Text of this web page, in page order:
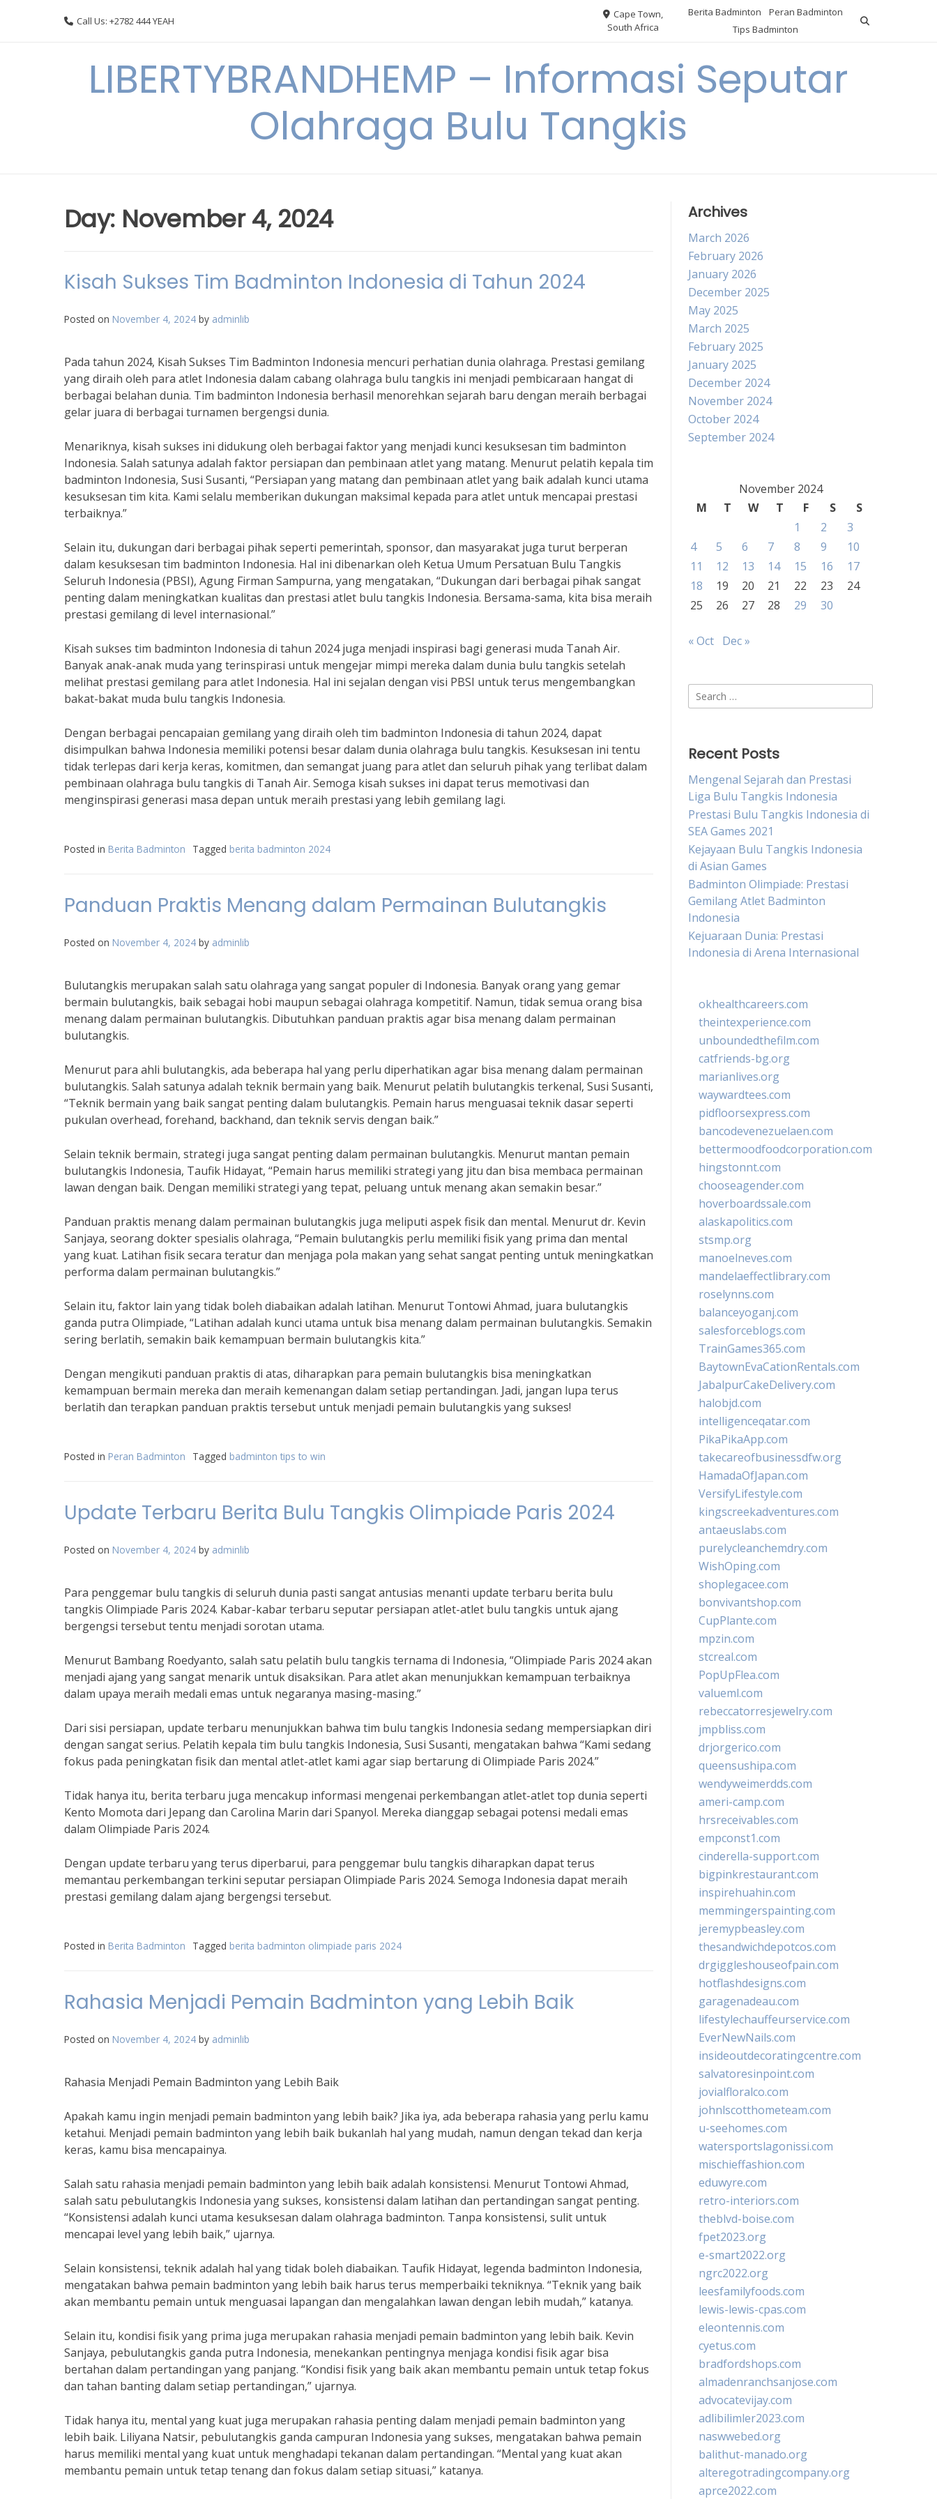
Call Us: +2782 444 YEAH
Cape Town,
South Africa
Berita Badminton
Peran Badminton
Tips Badminton
LIBERTYBRANDHEMP – Informasi Seputar
Olahraga Bulu Tangkis
Day: November 4, 2024
Kisah Sukses Tim Badminton Indonesia di Tahun 2024
Posted on November 4, 2024 by adminlib
Pada tahun 2024, Kisah Sukses Tim Badminton Indonesia mencuri perhatian dunia olahraga. Prestasi gemilang
yang diraih oleh para atlet Indonesia dalam cabang olahraga bulu tangkis ini menjadi pembicaraan hangat di
berbagai belahan dunia. Tim badminton Indonesia berhasil menorehkan sejarah baru dengan meraih berbagai
gelar juara di berbagai turnamen bergengsi dunia.
Menariknya, kisah sukses ini didukung oleh berbagai faktor yang menjadi kunci kesuksesan tim badminton
Indonesia. Salah satunya adalah faktor persiapan dan pembinaan atlet yang matang. Menurut pelatih kepala tim
badminton Indonesia, Susi Susanti, “Persiapan yang matang dan pembinaan atlet yang baik adalah kunci utama
kesuksesan tim kita. Kami selalu memberikan dukungan maksimal kepada para atlet untuk mencapai prestasi
terbaiknya.”
Selain itu, dukungan dari berbagai pihak seperti pemerintah, sponsor, dan masyarakat juga turut berperan
dalam kesuksesan tim badminton Indonesia. Hal ini dibenarkan oleh Ketua Umum Persatuan Bulu Tangkis
Seluruh Indonesia (PBSI), Agung Firman Sampurna, yang mengatakan, “Dukungan dari berbagai pihak sangat
penting dalam meningkatkan kualitas dan prestasi atlet bulu tangkis Indonesia. Bersama-sama, kita bisa meraih
prestasi gemilang di level internasional.”
Kisah sukses tim badminton Indonesia di tahun 2024 juga menjadi inspirasi bagi generasi muda Tanah Air.
Banyak anak-anak muda yang terinspirasi untuk mengejar mimpi mereka dalam dunia bulu tangkis setelah
melihat prestasi gemilang para atlet Indonesia. Hal ini sejalan dengan visi PBSI untuk terus mengembangkan
bakat-bakat muda bulu tangkis Indonesia.
Dengan berbagai pencapaian gemilang yang diraih oleh tim badminton Indonesia di tahun 2024, dapat
disimpulkan bahwa Indonesia memiliki potensi besar dalam dunia olahraga bulu tangkis. Kesuksesan ini tentu
tidak terlepas dari kerja keras, komitmen, dan semangat juang para atlet dan seluruh pihak yang terlibat dalam
pembinaan olahraga bulu tangkis di Tanah Air. Semoga kisah sukses ini dapat terus memotivasi dan
menginspirasi generasi masa depan untuk meraih prestasi yang lebih gemilang lagi.
Posted in Berita Badminton Tagged berita badminton 2024
Panduan Praktis Menang dalam Permainan Bulutangkis
Posted on November 4, 2024 by adminlib
Bulutangkis merupakan salah satu olahraga yang sangat populer di Indonesia. Banyak orang yang gemar
bermain bulutangkis, baik sebagai hobi maupun sebagai olahraga kompetitif. Namun, tidak semua orang bisa
menang dalam permainan bulutangkis. Dibutuhkan panduan praktis agar bisa menang dalam permainan
bulutangkis.
Menurut para ahli bulutangkis, ada beberapa hal yang perlu diperhatikan agar bisa menang dalam permainan
bulutangkis. Salah satunya adalah teknik bermain yang baik. Menurut pelatih bulutangkis terkenal, Susi Susanti,
“Teknik bermain yang baik sangat penting dalam bulutangkis. Pemain harus menguasai teknik dasar seperti
pukulan overhead, forehand, backhand, dan teknik servis dengan baik.”
Selain teknik bermain, strategi juga sangat penting dalam permainan bulutangkis. Menurut mantan pemain
bulutangkis Indonesia, Taufik Hidayat, “Pemain harus memiliki strategi yang jitu dan bisa membaca permainan
lawan dengan baik. Dengan memiliki strategi yang tepat, peluang untuk menang akan semakin besar.”
Panduan praktis menang dalam permainan bulutangkis juga meliputi aspek fisik dan mental. Menurut dr. Kevin
Sanjaya, seorang dokter spesialis olahraga, “Pemain bulutangkis perlu memiliki fisik yang prima dan mental
yang kuat. Latihan fisik secara teratur dan menjaga pola makan yang sehat sangat penting untuk meningkatkan
performa dalam permainan bulutangkis.”
Selain itu, faktor lain yang tidak boleh diabaikan adalah latihan. Menurut Tontowi Ahmad, juara bulutangkis
ganda putra Olimpiade, “Latihan adalah kunci utama untuk bisa menang dalam permainan bulutangkis. Semakin
sering berlatih, semakin baik kemampuan bermain bulutangkis kita.”
Dengan mengikuti panduan praktis di atas, diharapkan para pemain bulutangkis bisa meningkatkan
kemampuan bermain mereka dan meraih kemenangan dalam setiap pertandingan. Jadi, jangan lupa terus
berlatih dan terapkan panduan praktis tersebut untuk menjadi pemain bulutangkis yang sukses!
Posted in Peran Badminton Tagged badminton tips to win
Update Terbaru Berita Bulu Tangkis Olimpiade Paris 2024
Posted on November 4, 2024 by adminlib
Para penggemar bulu tangkis di seluruh dunia pasti sangat antusias menanti update terbaru berita bulu
tangkis Olimpiade Paris 2024. Kabar-kabar terbaru seputar persiapan atlet-atlet bulu tangkis untuk ajang
bergengsi tersebut tentu menjadi sorotan utama.
Menurut Bambang Roedyanto, salah satu pelatih bulu tangkis ternama di Indonesia, “Olimpiade Paris 2024 akan
menjadi ajang yang sangat menarik untuk disaksikan. Para atlet akan menunjukkan kemampuan terbaiknya
dalam upaya meraih medali emas untuk negaranya masing-masing.”
Dari sisi persiapan, update terbaru menunjukkan bahwa tim bulu tangkis Indonesia sedang mempersiapkan diri
dengan sangat serius. Pelatih kepala tim bulu tangkis Indonesia, Susi Susanti, mengatakan bahwa “Kami sedang
fokus pada peningkatan fisik dan mental atlet-atlet kami agar siap bertarung di Olimpiade Paris 2024.”
Tidak hanya itu, berita terbaru juga mencakup informasi mengenai perkembangan atlet-atlet top dunia seperti
Kento Momota dari Jepang dan Carolina Marin dari Spanyol. Mereka dianggap sebagai potensi medali emas
dalam Olimpiade Paris 2024.
Dengan update terbaru yang terus diperbarui, para penggemar bulu tangkis diharapkan dapat terus
memantau perkembangan terkini seputar persiapan Olimpiade Paris 2024. Semoga Indonesia dapat meraih
prestasi gemilang dalam ajang bergengsi tersebut.
Posted in Berita Badminton Tagged berita badminton olimpiade paris 2024
Rahasia Menjadi Pemain Badminton yang Lebih Baik
Posted on November 4, 2024 by adminlib
Rahasia Menjadi Pemain Badminton yang Lebih Baik
Apakah kamu ingin menjadi pemain badminton yang lebih baik? Jika iya, ada beberapa rahasia yang perlu kamu
ketahui. Menjadi pemain badminton yang lebih baik bukanlah hal yang mudah, namun dengan tekad dan kerja
keras, kamu bisa mencapainya.
Salah satu rahasia menjadi pemain badminton yang lebih baik adalah konsistensi. Menurut Tontowi Ahmad,
salah satu pebulutangkis Indonesia yang sukses, konsistensi dalam latihan dan pertandingan sangat penting.
“Konsistensi adalah kunci utama kesuksesan dalam olahraga badminton. Tanpa konsistensi, sulit untuk
mencapai level yang lebih baik,” ujarnya.
Selain konsistensi, teknik adalah hal yang tidak boleh diabaikan. Taufik Hidayat, legenda badminton Indonesia,
mengatakan bahwa pemain badminton yang lebih baik harus terus memperbaiki tekniknya. “Teknik yang baik
akan membantu pemain untuk menguasai lapangan dan mengalahkan lawan dengan lebih mudah,” katanya.
Selain itu, kondisi fisik yang prima juga merupakan rahasia menjadi pemain badminton yang lebih baik. Kevin
Sanjaya, pebulutangkis ganda putra Indonesia, menekankan pentingnya menjaga kondisi fisik agar bisa
bertahan dalam pertandingan yang panjang. “Kondisi fisik yang baik akan membantu pemain untuk tetap fokus
dan tahan banting dalam setiap pertandingan,” ujarnya.
Tidak hanya itu, mental yang kuat juga merupakan rahasia penting dalam menjadi pemain badminton yang
lebih baik. Liliyana Natsir, pebulutangkis ganda campuran Indonesia yang sukses, mengatakan bahwa pemain
harus memiliki mental yang kuat untuk menghadapi tekanan dalam pertandingan. “Mental yang kuat akan
membantu pemain untuk tetap tenang dan fokus dalam setiap situasi,” katanya.
Archives
March 2026
February 2026
January 2026
December 2025
May 2025
March 2025
February 2025
January 2025
December 2024
November 2024
October 2024
September 2024
November 2024
M
T W T F S
S
1
2
3
4
5 6 7 8 9
10
11
12 13 14 15 16
17
18
19 20 21 22 23
24
25
26 27 28 29 30
« Oct Dec »
Search
for:
Recent Posts
Mengenal Sejarah dan Prestasi
Liga Bulu Tangkis Indonesia
Prestasi Bulu Tangkis Indonesia di
SEA Games 2021
Kejayaan Bulu Tangkis Indonesia
di Asian Games
Badminton Olimpiade: Prestasi
Gemilang Atlet Badminton
Indonesia
Kejuaraan Dunia: Prestasi
Indonesia di Arena Internasional
okhealthcareers.com
theintexperience.com
unboundedthefilm.com
catfriends-bg.org
marianlives.org
waywardtees.com
pidfloorsexpress.com
bancodevenezuelaen.com
bettermoodfoodcorporation.com
hingstonnt.com
chooseagender.com
hoverboardssale.com
alaskapolitics.com
stsmp.org
manoelneves.com
mandelaeffectlibrary.com
roselynns.com
balanceyoganj.com
salesforceblogs.com
TrainGames365.com
BaytownEvaCationRentals.com
JabalpurCakeDelivery.com
halobjd.com
intelligenceqatar.com
PikaPikaApp.com
takecareofbusinessdfw.org
HamadaOfJapan.com
VersifyLifestyle.com
kingscreekadventures.com
antaeuslabs.com
purelycleanchemdry.com
WishOping.com
shoplegacee.com
bonvivantshop.com
CupPlante.com
mpzin.com
stcreal.com
PopUpFlea.com
valueml.com
rebeccatorresjewelry.com
jmpbliss.com
drjorgerico.com
queensushipa.com
wendyweimerdds.com
ameri-camp.com
hrsreceivables.com
empconst1.com
cinderella-support.com
bigpinkrestaurant.com
inspirehuahin.com
memmingerspainting.com
jeremypbeasley.com
thesandwichdepotcos.com
drgiggleshouseofpain.com
hotflashdesigns.com
garagenadeau.com
lifestylechauffeurservice.com
EverNewNails.com
insideoutdecoratingcentre.com
salvatoresinpoint.com
jovialfloralco.com
johnlscotthometeam.com
u-seehomes.com
watersportslagonissi.com
mischieffashion.com
eduwyre.com
retro-interiors.com
theblvd-boise.com
fpet2023.org
e-smart2022.org
ngrc2022.org
leesfamilyfoods.com
lewis-lewis-cpas.com
eleontennis.com
cyetus.com
bradfordshops.com
almadenranchsanjose.com
advocatevijay.com
adlibilimler2023.com
naswwebed.org
balithut-manado.org
alteregotradingcompany.org
aprce2022.com